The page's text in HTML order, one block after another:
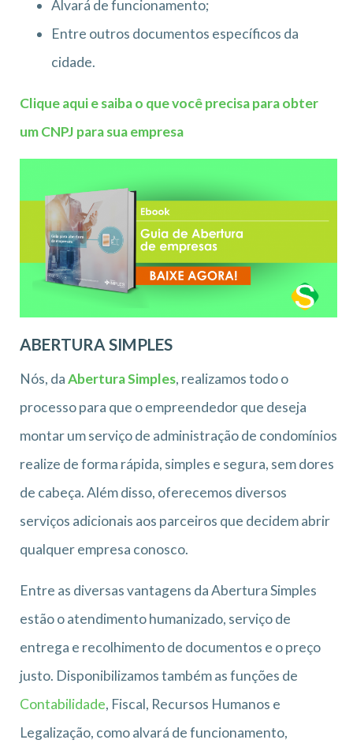
Alvará de funcionamento;
Entre outros documentos específicos da
cidade.
Clique aqui e saiba o que você precisa para obter
um CNPJ para sua empresa
ABERTURA SIMPLES
Nós, daAbertura Simples, realizamos todo o
processo para que o empreendedor que deseja
montar um serviço de administração de condomínios
realize de forma rápida, simples e segura, sem dores
de cabeça. Além disso, oferecemos diversos
serviços adicionais aos parceiros que decidem abrir
qualquer empresa conosco.
Entre as diversas vantagens da Abertura Simples
estão o atendimento humanizado, serviço de
entrega e recolhimento de documentos e o preço
justo. Disponibilizamos também as funções de
Contabilidade, Fiscal, Recursos Humanos e
Legalização, como alvará de funcionamento,